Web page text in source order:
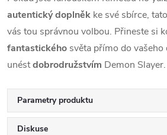
autentický doplněk ke své sbírce,
vás tou správnou volbou. Přineste si
fantastického světa přímo do
unéstdobrodružstvím Demon Slayer.
Parametry produktu
Diskuse